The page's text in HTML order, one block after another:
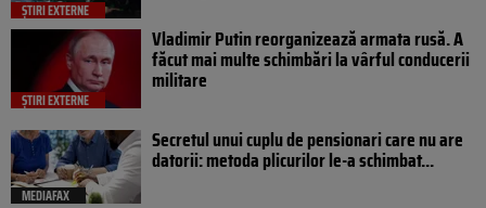
ȘTIRI EXTERNE
ȘTIRI EXTERNE
Vladimir Putin reorganizează armata rusă. A
făcut mai multe schimbări la vârful conducerii
militare
MEDIAFAX
Secretul unui cuplu de pensionari care nu are
datorii: metoda plicurilor le-a schimbat...